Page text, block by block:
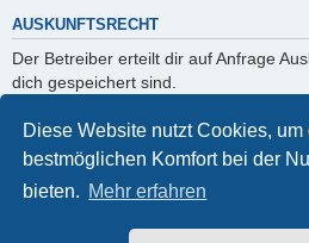
Diese Website nutzt Cookies, um
bestmöglichen Komfort bei der
bieten. Mehr erfahren
AUSKUNFTSRECHT
Der Betreiber erteilt dir auf Anfrage
dich gespeichert sind.
Du kannst jederzeit die Löschung
verlangen. Kontaktiere hierzu bitte den